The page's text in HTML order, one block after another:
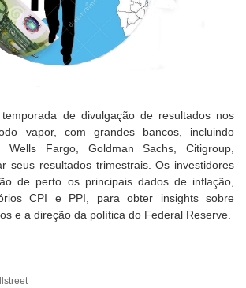
de divulgação de resultados nos
vapor, com grandes bancos, incluindo
Wells Fargo, Goldman Sachs, Citigroup,
seus resultados trimestrais. Os investidores
de perto os principais dados de inflação,
CPI e PPI, para obter insights sobre
e a direção da política do Federal Reserve.